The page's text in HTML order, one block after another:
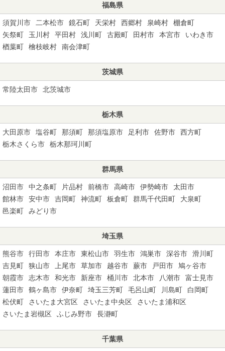
福島県
須賀川市 二本松市 鏡石町 天栄村 西郷村 泉崎村
棚倉町
矢祭町
玉川村 平田村 浅川町 古殿町 田村市 本宮市
いわき市
楢葉町
檜枝岐村 南会津町
茨城県
常陸太田市 北茨城市
栃木県
大田原市 塩谷町 那須町 那須塩原市 足利市 佐野市
西方町
栃木さくら市
栃木那珂川町
群馬県
沼田市 中之条町 片品村 前橋市 高崎市 伊勢崎市
太田市
館林市
安中市 吉岡町 神流町 板倉町 群馬千代田町
大泉町
邑楽町
みどり市
埼玉県
熊谷市 行田市 本庄市 東松山市 羽生市 鴻巣市 深谷市
滑川町
吉見町
狭山市 上尾市 草加市 越谷市 蕨市 戸田市
鳩ヶ谷市
朝霞市
志木市 和光市 新座市 桶川市 北本市 八潮市
富士見市
蓮田市
鶴ヶ島市 伊奈町 埼玉三芳町 毛呂山町 川島町
白岡町
松伏町
さいたま大宮区 さいたま中央区
さいたま浦和区
さいたま岩槻区
ふじみ野市 長瀞町
千葉県